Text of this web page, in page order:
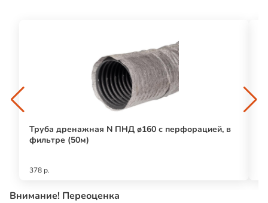
Труба дренажная N ПНД ø160 с перфорацией, в
фильтре (50м)
378 р.
Внимание! Переоценка